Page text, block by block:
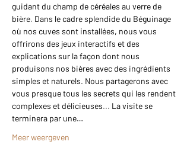
guidant du champ de céréales au verre de
bière. Dans le cadre splendide du Béguinage
où nos cuves sont installées, nous vous
offrirons des jeux interactifs et des
explications sur la façon dont nous
produisons nos bières avec des ingrédients
simples et naturels. Nous partagerons avec
vous presque tous les secrets qui les rendent
complexes et délicieuses... La visite se
terminera par une…
Meer weergeven